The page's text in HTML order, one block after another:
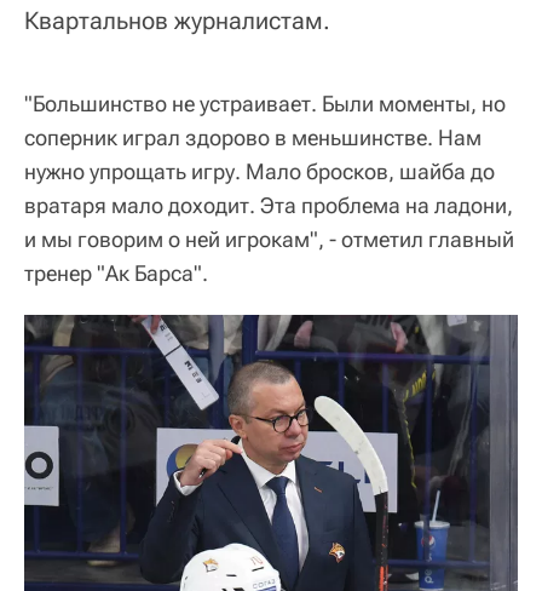
Квартальнов журналистам.
"Большинство не устраивает. Были моменты, но
соперник играл здорово в меньшинстве. Нам
нужно упрощать игру. Мало бросков, шайба до
вратаря мало доходит. Эта проблема на ладони,
и мы говорим о ней игрокам", - отметил главный
тренер "Ак Барса".